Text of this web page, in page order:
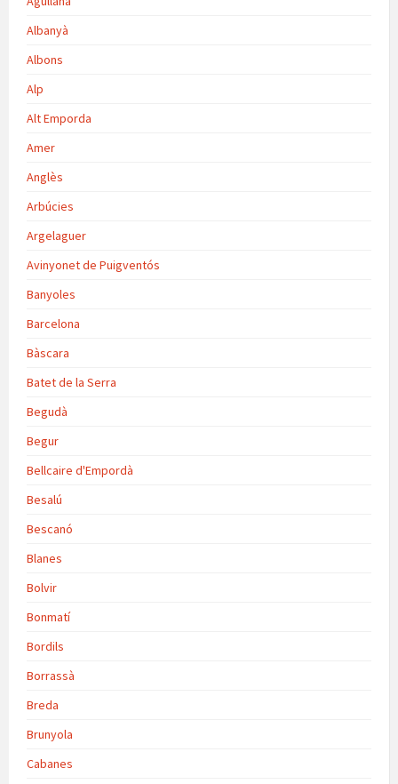
Albanyà
Albons
Alp
Alt Emporda
Amer
Anglès
Arbúcies
Argelaguer
Avinyonet de Puigventós
Banyoles
Barcelona
Bàscara
Batet de la Serra
Begudà
Begur
Bellcaire d'Empordà
Besalú
Bescanó
Blanes
Bolvir
Bonmatí
Bordils
Borrassà
Breda
Brunyola
Cabanes